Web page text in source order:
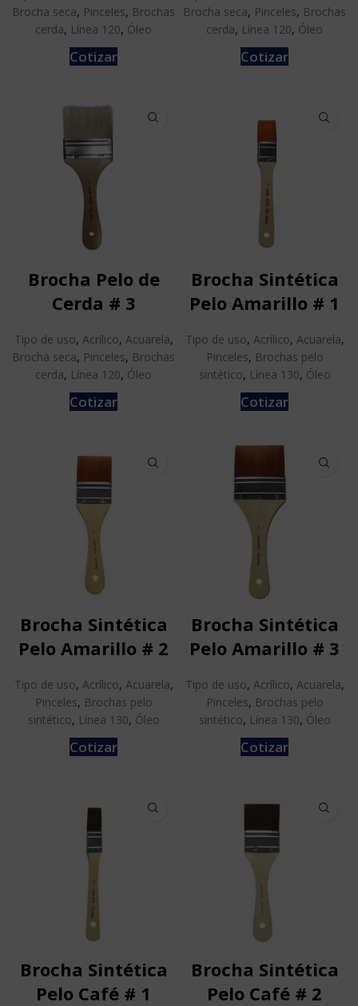
Brocha seca, Pinceles, Brochas
cerda, Línea 120, Óleo
Cotizar
Brocha seca, Pinceles, Brochas
cerda, Línea 120, Óleo
Cotizar
Brocha Pelo de
Cerda # 3
Tipo de uso, Acrílico, Acuarela,
Brocha seca, Pinceles, Brochas
cerda, Línea 120, Óleo
Cotizar
Brocha Sintética
Pelo Amarillo # 1
Tipo de uso, Acrílico, Acuarela,
Pinceles, Brochas pelo
sintético, Línea 130, Óleo
Cotizar
Brocha Sintética
Pelo Amarillo # 2
Tipo de uso, Acrílico, Acuarela,
Pinceles, Brochas pelo
sintético, Línea 130, Óleo
Cotizar
Brocha Sintética
Pelo Amarillo # 3
Tipo de uso, Acrílico, Acuarela,
Pinceles, Brochas pelo
sintético, Línea 130, Óleo
Cotizar
Brocha Sintética
Pelo Café # 1
Brocha Sintética
Pelo Café # 2